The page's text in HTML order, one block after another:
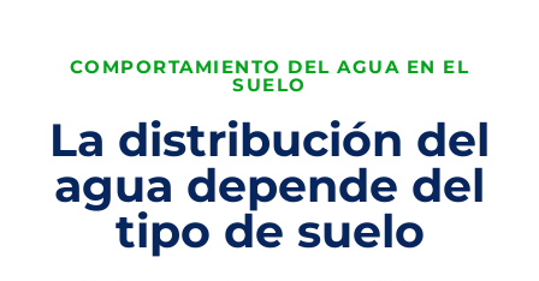
COMPORTAMIENTO DEL AGUA EN EL
SUELO
La distribución del
agua depende del
tipo de suelo